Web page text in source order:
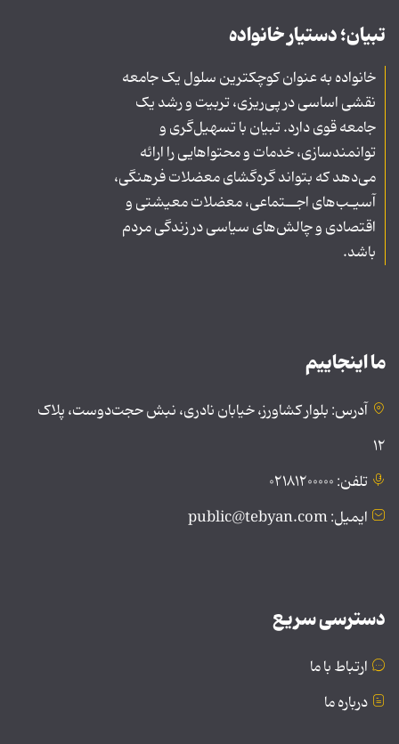
تبیان؛ دستیار خانواده
خانواده به عنوان کوچکترین سلول یک جامعه
نقشی اساسی در پی‌ریزی، تربیت و رشد یک
جامعه قوی دارد. تبیان با تسهیل‌گری و
توانمندسازی، خدمات و محتواهایی را ارائه
می‌دهد که بتواند گره‌گشای معضلات فرهنگی،
آسیـب‌های اجــتماعی، معضلات معیشتی و
اقتصادی و چالش‌های سیاسی در زندگی مردم
باشد.
ما اینجاییم
آدرس: بلوار کشاورز، خیابان نادری، نبش حجت‌دوست، پلاک
۱۲
تلفن: ۰۲۱۸۱۲۰۰۰۰۰
ایمیل: public@tebyan.com
دسترسی سریع
ارتباط با ما
درباره ما